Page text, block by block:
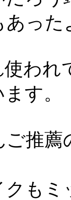
った
わ
す。
推
クも